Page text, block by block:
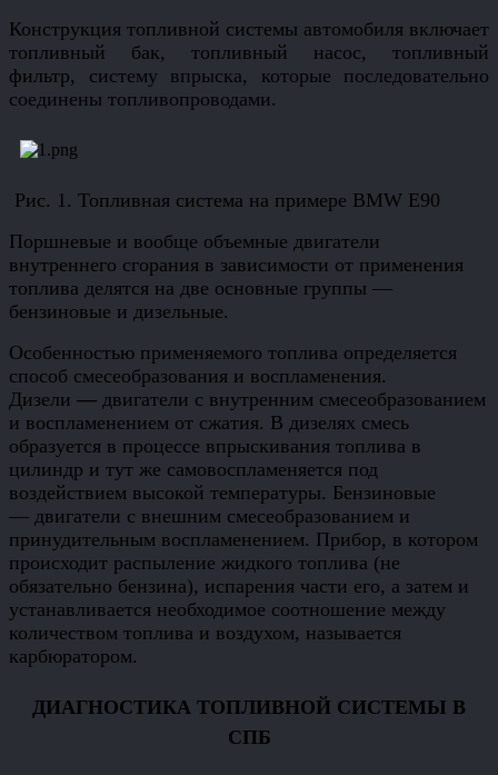
Конструкция топливной системы автомобиля включает
топливный бак, топливный насос, топливный
фильтр, систему впрыска, которые последовательно
соединены топливопроводами.
Рис. 1. Топливная система на примере BMW E90
Поршневые и вообще объемные двигатели
внутреннего сгорания в зависимости от применения
топлива делятся на две основные группы —
бензиновые и дизельные.
Особенностью применяемого топлива определяется
способ смесеобразования и воспламенения.
Дизели — двигатели с внутренним смесеобразованием
и воспламенением от сжатия. В дизелях смесь
образуется в процессе впрыскивания топлива в
цилиндр и тут же самовоспламеняется под
воздействием высокой температуры. Бензиновые
— двигатели с внешним смесеобразованием и
принудительным воспламенением. Прибор, в котором
происходит распыление жидкого топлива (не
обязательно бензина), испарения части его, а затем и
устанавливается необходимое соотношение между
количеством топлива и воздухом, называется
карбюратором.
ДИАГНОСТИКА ТОПЛИВНОЙ СИСТЕМЫ В
СПБ